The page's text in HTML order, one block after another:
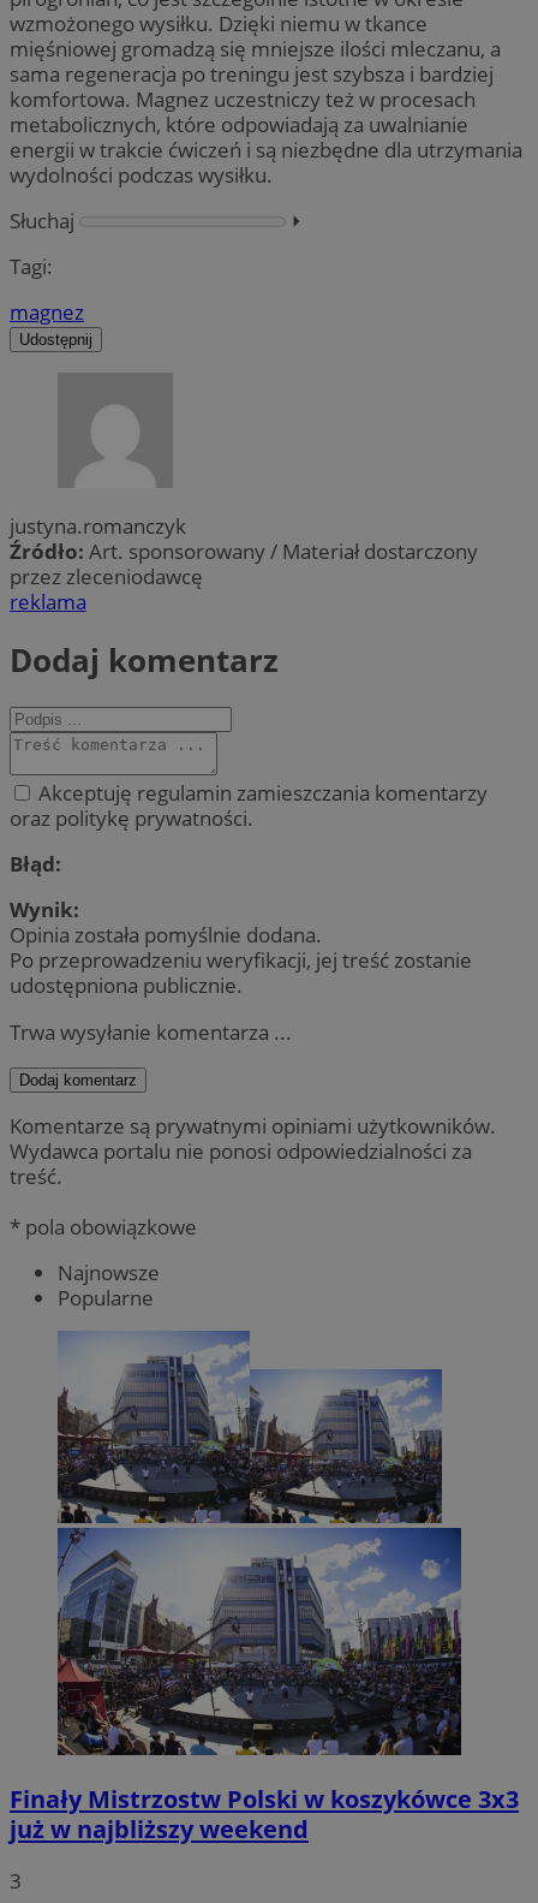
wzmożonego wysiłku. Dzięki niemu w tkance
mięśniowej gromadzą się mniejsze ilości mleczanu, a
sama regeneracja po treningu jest szybsza i bardziej
komfortowa. Magnez uczestniczy też w procesach
metabolicznych, które odpowiadają za uwalnianie
energii w trakcie ćwiczeń i są niezbędne dla utrzymania
wydolności podczas wysiłku.
Słuchaj
⏵︎
Tagi:
magnez
Udostępnij
justyna.romanczyk
Źródło: Art. sponsorowany / Materiał dostarczony
przez zleceniodawcę
reklama
Dodaj komentarz
Akceptuję regulamin zamieszczania komentarzy
oraz politykę prywatności.
Błąd:
Wynik:
Opinia została pomyślnie dodana.
Po przeprowadzeniu weryfikacji, jej treść zostanie
udostępniona publicznie.
Trwa wysyłanie komentarza ...
Dodaj komentarz
Komentarze są prywatnymi opiniami użytkowników.
Wydawca portalu nie ponosi odpowiedzialności za
treść.
* pola obowiązkowe
Najnowsze
Popularne
Finały Mistrzostw Polski w koszykówce 3x3
już w najbliższy weekend
3